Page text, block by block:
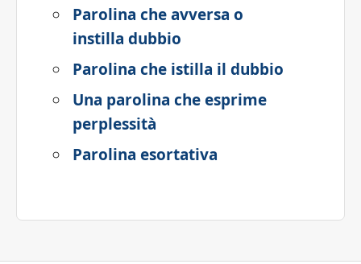
Parolina che avversa o
instilla dubbio
Parolina che istilla il dubbio
Una parolina che esprime
perplessità
Parolina esortativa